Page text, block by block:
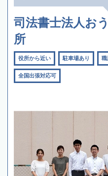
司法書士法人お
所
役所から近い 駐車場あり 職
全国出張対応可